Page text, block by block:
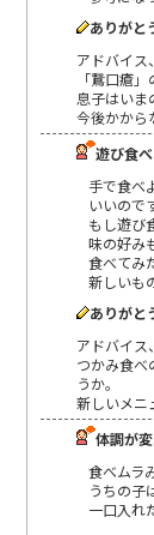
ありがと
アドバイス
「鵞口瘡
息子はいま
今後かから
遊び食べ
手で食べ
いいので
もし遊び
味の好み
食べてみ
新しいも
ありがと
アドバイス
つかみ食べ
うか。
新しいメニ
体調が
食べムラ
うちの子
一口入れ